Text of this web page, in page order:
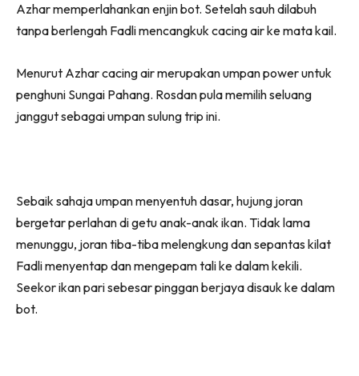
Azhar memperlahankan enjin bot. Setelah sauh dilabuh
tanpa berlengah Fadli mencangkuk cacing air ke mata kail.
Menurut Azhar cacing air merupakan umpan power untuk
penghuni Sungai Pahang. Rosdan pula memilih seluang
janggut sebagai umpan sulung trip ini.
Sebaik sahaja umpan menyentuh dasar, hujung joran
bergetar perlahan di getu anak-anak ikan. Tidak lama
menunggu, joran tiba-tiba melengkung dan sepantas kilat
Fadli menyentap dan mengepam tali ke dalam kekili.
Seekor ikan pari sebesar pinggan berjaya disauk ke dalam
bot.